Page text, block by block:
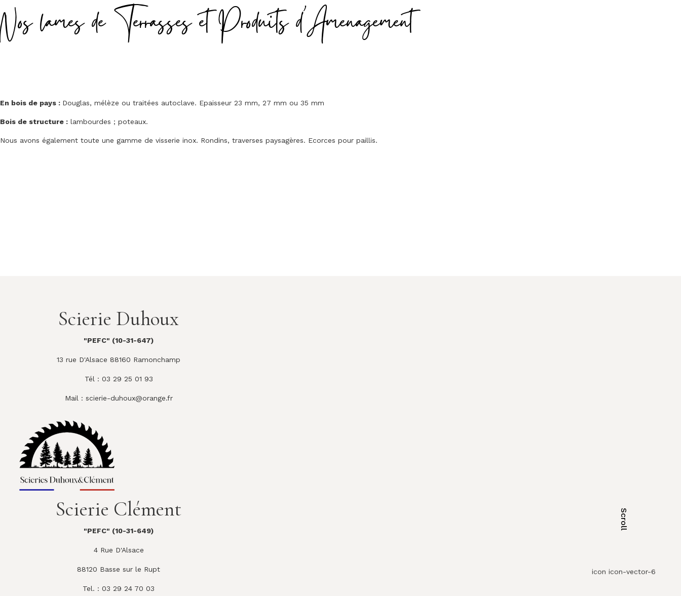
Scroll
icon icon-vector-6
Nos lames de Terrasses et Produits d'Amenagement
En bois de pays : Douglas, mélèze ou traitées autoclave. Epaisseur 23 mm, 27 mm ou 35 mm
Bois de structure : lambourdes ; poteaux.
Nous avons également toute une gamme de visserie inox. Rondins, traverses paysagères. Ecorces pour paillis.
Scierie Duhoux
"PEFC" (10-31-647)
13 rue D'Alsace 88160 Ramonchamp
Tél : 03 29 25 01 93
Mail : scierie-duhoux@orange.fr
Scierie Clément
"PEFC" (10-31-649)
4 Rue D'Alsace
88120 Basse sur le Rupt
Tel. : 03 29 24 70 03